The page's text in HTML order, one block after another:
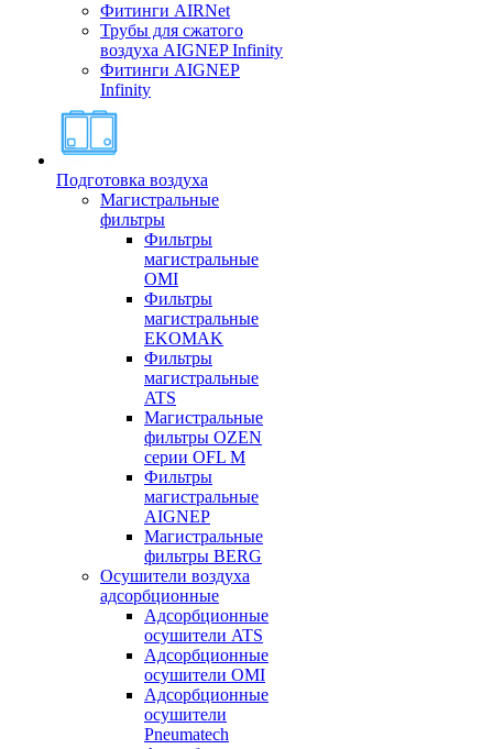
Фитинги AIRNet
Трубы для сжатого
воздуха AIGNEP Infinity
Фитинги AIGNEP
Infinity
Подготовка воздуха
Магистральные
фильтры
Фильтры
магистральные
OMI
Фильтры
магистральные
EKOMAK
Фильтры
магистральные
ATS
Магистральные
фильтры OZEN
серии OFL M
Фильтры
магистральные
AIGNEP
Магистральные
фильтры BERG
Осушители воздуха
адсорбционные
Адсорбционные
осушители ATS
Адсорбционные
осушители OMI
Адсорбционные
осушители
Pneumatech